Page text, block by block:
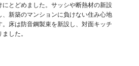
とどめました。サッシや断熱材の新設
新築のマンションに負けない住み心地
。床は防音鋼製束を新設し、対面キッチ
した。